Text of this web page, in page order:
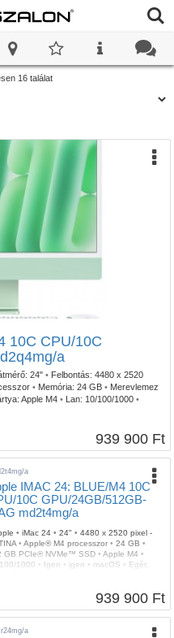
16 találat
10C CPU/10C
a
24" • Felbontás: 4480 x 2520
• Memória: 24 GB • Merevlemez
Apple M4 • Lan: 10/100/1000 •
939 900 Ft
a
IMAC 24: BLUE/M4 10C
10C GPU/24GB/512GB-
md2t4mg/a
• iMac 24 • 24" • 4480 x 2520 pixel -
• Apple® M4 processzor • 24 GB •
GB PCIe® NVMe™ SSD • Apple M4 •
1000 • Igen • igen • macOS • Egér,
939 900 Ft
a